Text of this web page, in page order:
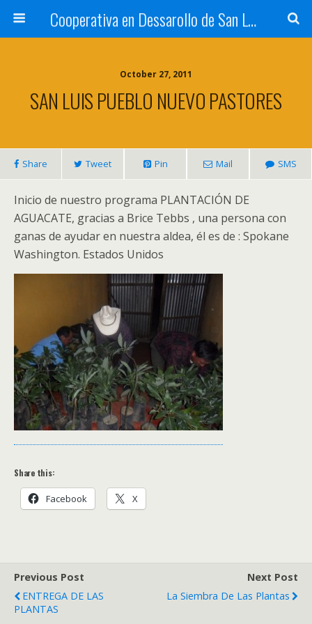
Cooperativa en Dessarollo de San Luis
October 27, 2011
SAN LUIS PUEBLO NUEVO PASTORES
Share Tweet Pin Mail SMS
Inicio de nuestro programa PLANTACIÓN DE
AGUACATE, gracias a Brice Tebbs , una persona con
ganas de ayudar en nuestra aldea, él es de : Spokane
Washington. Estados Unidos
Share this:
Facebook X
Previous Post
ENTREGA DE LAS
PLANTAS
Next Post
La Siembra De Las Plantas